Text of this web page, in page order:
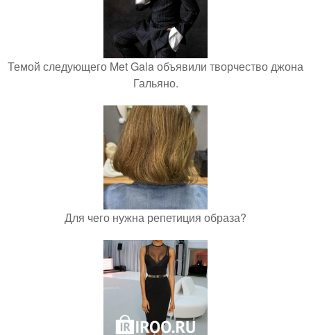
Темой следующего Met Gala объявили творчество джона
Гальяно.
Для чего нужна репетиция образа?